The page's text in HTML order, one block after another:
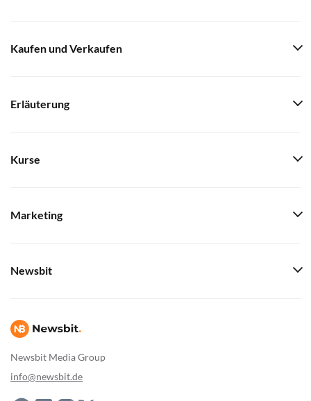
Newsbit Media Group
info@newsbit.de
Kaufen und Verkaufen
Erläuterung
Kurse
Marketing
Newsbit